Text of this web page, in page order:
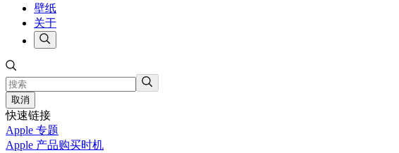
壁纸
关于
取消
快速链接
Apple 专题
Apple 产品购买时机